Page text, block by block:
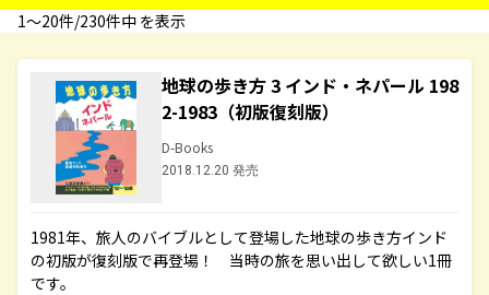
1〜20件/230件中 を表示
地球の歩き方 3 インド・ネパール 198
2-1983（初版復刻版）
D-Books
2018.12.20 発売
1981年、旅人のバイブルとして登場した地球の歩き方インド
の初版が復刻版で再登場！ 当時の旅を思い出して欲しい1冊
です。